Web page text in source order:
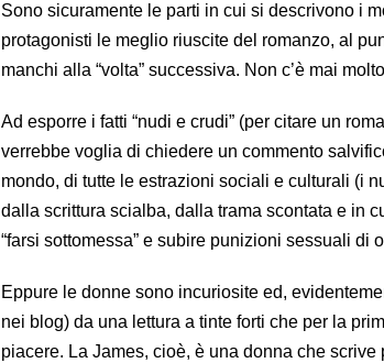
Sono sicuramente le parti in cui si descrivono i
protagonisti le meglio riuscite del romanzo, al
manchi alla “volta” successiva. Non c’è mai
Ad esporre i fatti “nudi e crudi” (per citare un
verrebbe voglia di chiedere un commento
mondo, di tutte le estrazioni sociali e culturali (i
dalla scrittura scialba, dalla trama scontata e in
“farsi sottomessa” e subire punizioni sessuali di
Eppure le donne sono incuriosite ed,
nei blog) da una lettura a tinte forti che per la
piacere. La James, cioè, è una donna che